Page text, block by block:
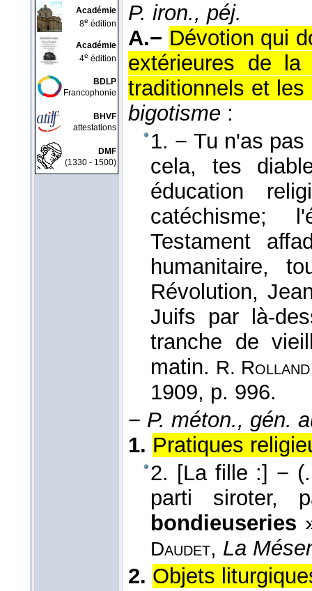
Académie
8e édition
Académie
4e édition
BDLP
Francophonie
BHVF
attestations
DMF
(1330 - 1500)
P. iron., péj.
A.− Dévotion qui
extérieures de
traditionnels et
bigotisme :
1. − Tu n'as
cela, tes
éducation
catéchisme;
Testament
humanitaire,
Révolution,
Juifs par là-
tranche de
matin. R. Rolland
1909, p. 996.
− P. méton., gén.
1. Pratiques
2. [La fille :] −
parti siroter,
bondieuseries
Daudet, La
2. Objets